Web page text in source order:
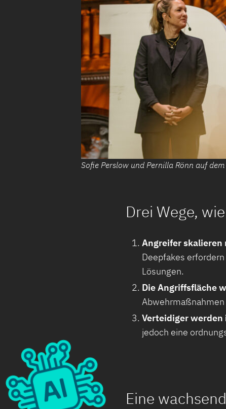
Sofie Perslow und Pernilla Rönn auf
Drei Wege,
Angreifer
Deepfakes
Lösungen.
Die Angriffsfläche
Abwehrmaßnahmen
Verteidiger
jedoch eine
Eine